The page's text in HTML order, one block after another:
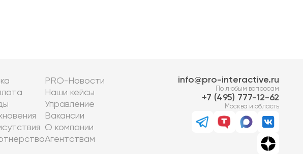
PRO-Новости
Наши кейсы
Управление
Вакансии
О компании
Агентствам
info@pro-interactive.ru
По любым вопросам
7 (495) 777-12-62
Москва и область